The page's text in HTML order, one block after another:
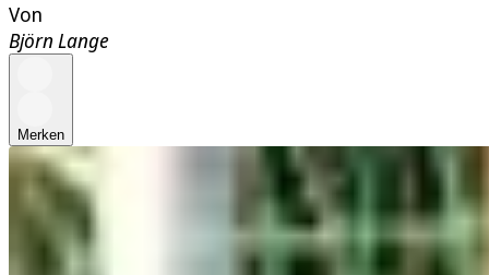
Von
Björn Lange
Merken